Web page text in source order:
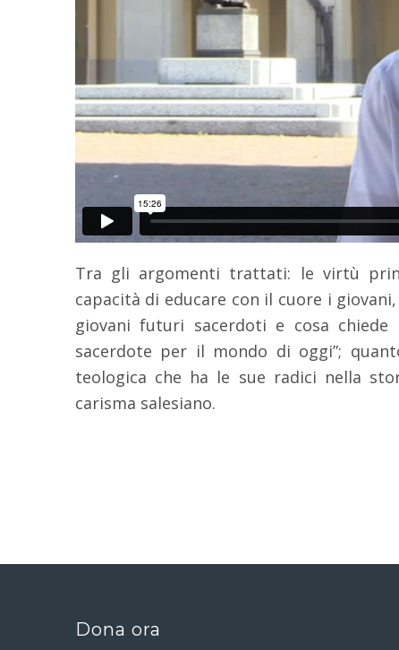
Tra gli argomenti trattati: le virtù
capacità di educare con il cuore i
giovani futuri sacerdoti e cosa
sacerdote per il mondo di oggi”;
teologica che ha le sue radici nella
carisma salesiano.
Dona ora